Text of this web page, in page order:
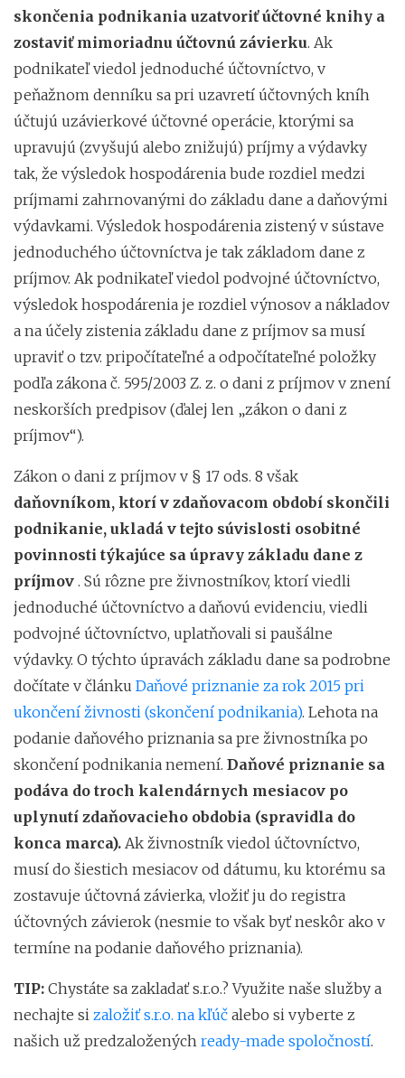
skončenia podnikania uzatvoriť účtovné knihy a
zostaviť mimoriadnu účtovnú závierku. Ak
podnikateľ viedol jednoduché účtovníctvo, v
peňažnom denníku sa pri uzavretí účtovných kníh
účtujú uzávierkové účtovné operácie, ktorými sa
upravujú (zvyšujú alebo znižujú) príjmy a výdavky
tak, že výsledok hospodárenia bude rozdiel medzi
príjmami zahrnovanými do základu dane a daňovými
výdavkami. Výsledok hospodárenia zistený v sústave
jednoduchého účtovníctva je tak základom dane z
príjmov. Ak podnikateľ viedol podvojné účtovníctvo,
výsledok hospodárenia je rozdiel výnosov a nákladov
a na účely zistenia základu dane z príjmov sa musí
upraviť o tzv. pripočítateľné a odpočítateľné položky
podľa zákona č. 595/2003 Z. z. o dani z príjmov v znení
neskorších predpisov (ďalej len „zákon o dani z
príjmov“).
Zákon o dani z príjmov v § 17 ods. 8 však
daňovníkom, ktorí v zdaňovacom období skončili
podnikanie, ukladá v tejto súvislosti osobitné
povinnosti týkajúce sa úpravy základu dane z
príjmov . Sú rôzne pre živnostníkov, ktorí viedli
jednoduché účtovníctvo a daňovú evidenciu, viedli
podvojné účtovníctvo, uplatňovali si paušálne
výdavky. O týchto úpravách základu dane sa podrobne
dočítate v článku Daňové priznanie za rok 2015 pri
ukončení živnosti (skončení podnikania). Lehota na
podanie daňového priznania sa pre živnostníka po
skončení podnikania nemení. Daňové priznanie sa
podáva do troch kalendárnych mesiacov po
uplynutí zdaňovacieho obdobia (spravidla do
konca marca). Ak živnostník viedol účtovníctvo,
musí do šiestich mesiacov od dátumu, ku ktorému sa
zostavuje účtovná závierka, vložiť ju do registra
účtovných závierok (nesmie to však byť neskôr ako v
termíne na podanie daňového priznania).
TIP: Chystáte sa zakladať s.r.o.? Využite naše služby a
nechajte si založiť s.r.o. na kľúč alebo si vyberte z
našich už predzaložených ready-made spoločností.